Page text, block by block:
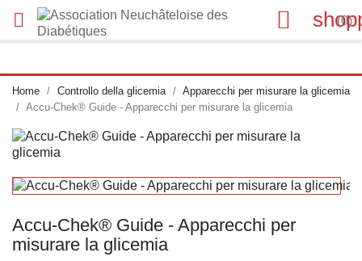
 (0)

Home Controllo della glicemia
Apparecchi per misurare la glicemia
Accu-Chek® Guide - Apparecchi per misurare la glicemia
Accu-Chek® Guide - Apparecchi per
misurare la glicemia